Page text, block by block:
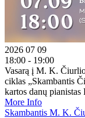
2026 07 09
18:00 - 19:00
Vasarą į M. K.
ciklas „Skambantis
kartos danų
More Info
Skambantis M. K.